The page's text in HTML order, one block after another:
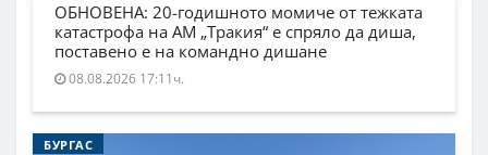
ОБНОВЕНА: 20-годишното момиче от тежката
катастрофа на АМ „Тракия“ е спряло да диша,
поставено е на командно дишане
08.08.2026 17:11ч.
БУРГАС